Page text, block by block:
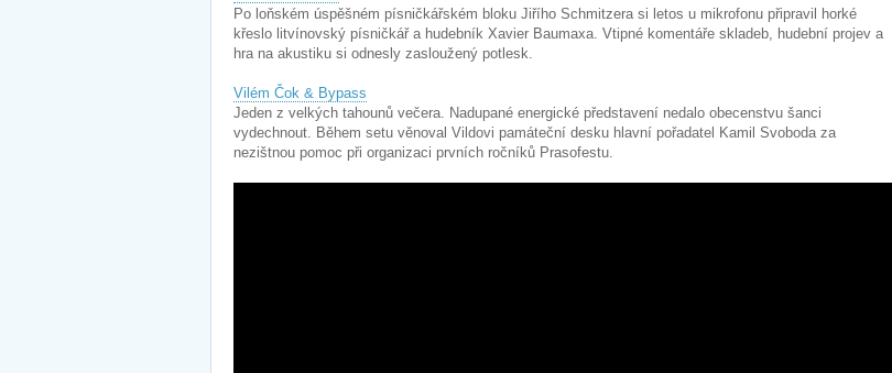
Po loňském úspěšném písničkářském bloku Jiřího Schmitzera si letos u mikrofonu připravil horké
křeslo litvínovský písničkář a hudebník Xavier Baumaxa. Vtipné komentáře skladeb, hudební projev a
hra na akustiku si odnesly zasloužený potlesk.
Vilém Čok & Bypass
Jeden z velkých tahounů večera. Nadupané energické představení nedalo obecenstvu šanci
vydechnout. Během setu věnoval Vildovi památeční desku hlavní pořadatel Kamil Svoboda za
nezištnou pomoc při organizaci prvních ročníků Prasofestu.